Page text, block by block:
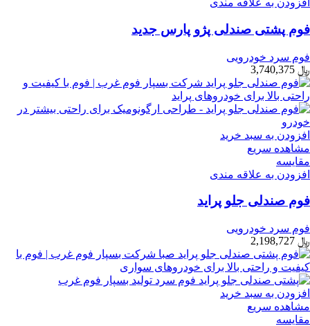
افزودن به علاقه مندی
فوم پشتی صندلی پژو پارس جدید
فوم سرد خودرویی
﷼
افزودن به سبد خرید
مشاهده سریع
مقایسه
افزودن به علاقه مندی
فوم صندلی جلو پراید
فوم سرد خودرویی
﷼
افزودن به سبد خرید
مشاهده سریع
مقایسه